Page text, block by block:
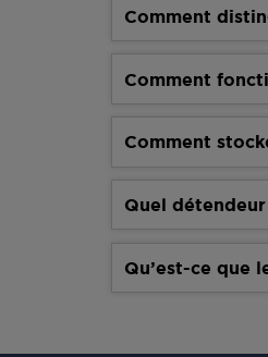
Comment
Comment
Comment
Quel
Qu’est-ce que